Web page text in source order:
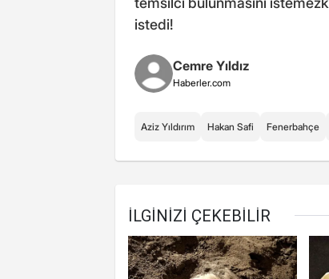
istedi!
Cemre Yıldız
Haberler.com
Aziz Yıldırım Hakan Safi Fenerbahçe